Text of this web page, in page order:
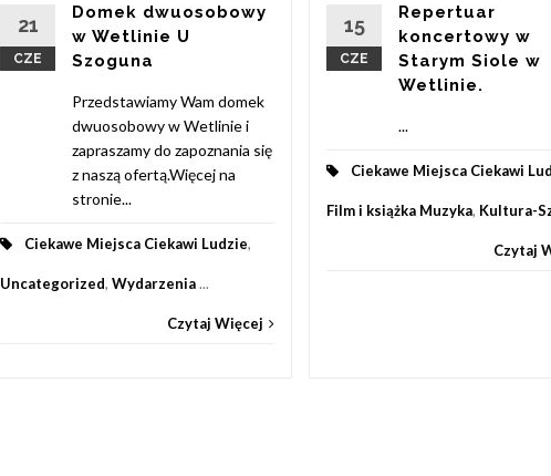
21
CZE
Domek dwuosobowy
w Wetlinie U
Szoguna
Przedstawiamy Wam domek
dwuosobowy w Wetlinie i
zapraszamy do zapoznania się
z naszą ofertą.Więcej na
stronie...
Ciekawe Miejsca Ciekawi Ludzie,
Uncategorized, Wydarzenia...
Czytaj Więcej
15
CZE
Repertuar
koncertowy w
Starym Siole w
Wetlinie.
...
Ciekawe Miejsca Ciekawi
Film i książka Muzyka, Kultura-
Czytaj